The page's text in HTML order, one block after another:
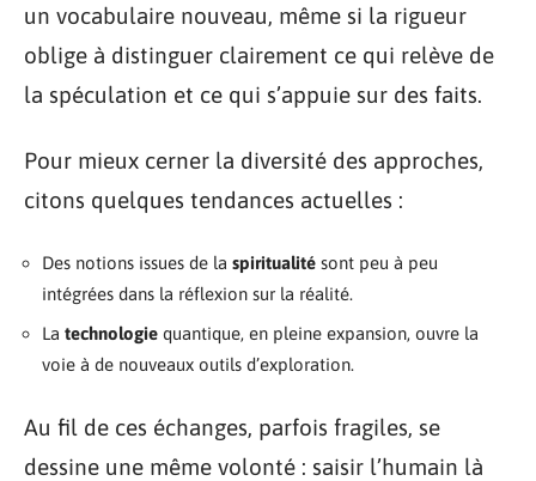
un vocabulaire nouveau, même si la rigueur
oblige à distinguer clairement ce qui relève de
la spéculation et ce qui s’appuie sur des faits.
Pour mieux cerner la diversité des approches,
citons quelques tendances actuelles :
Des notions issues de la spiritualité sont peu à peu
intégrées dans la réflexion sur la réalité.
La technologie quantique, en pleine expansion, ouvre la
voie à de nouveaux outils d’exploration.
Au fil de ces échanges, parfois fragiles, se
dessine une même volonté : saisir l’humain là